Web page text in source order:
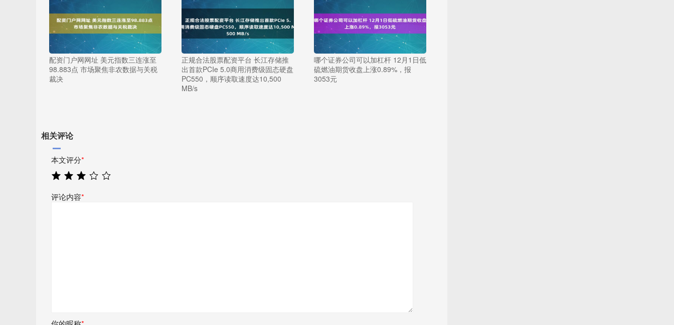
配资门户网网址 美元指数三连涨至
98.883点 市场聚焦非农数据与关税
裁决
正规合法股票配资平台 长江存储推
出首款PCIe 5.0商用消费级固态硬盘
PC550，顺序读取速度达10,500
MB/s
哪个证券公司可以加杠杆 12月1日低
硫燃油期货收盘上涨0.89%，报
3053元
相关评论
本文评分*
评论内容*